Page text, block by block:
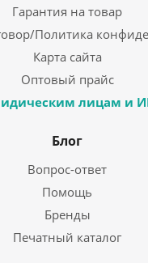
Гарантия на товар
Политика
Карта сайта
Оптовый прайс
лицам и
Блог
Вопрос-ответ
Помощь
Бренды
Печатный каталог